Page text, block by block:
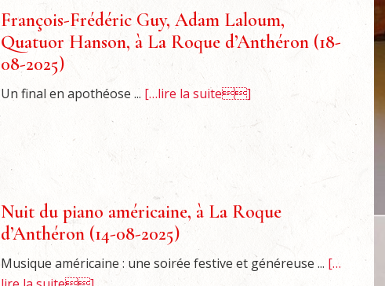
François-Frédéric Guy, Adam Laloum,
Quatuor Hanson, à La Roque d’Anthéron (18-
08-2025)
Un final en apothéose ... […lire la suite]
Nuit du piano américaine, à La Roque
d’Anthéron (14-08-2025)
Musique américaine : une soirée festive et généreuse ... […